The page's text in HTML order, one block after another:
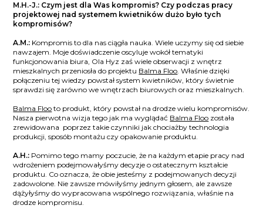
M.H.-J.: Czym jest dla Was kompromis? Czy podczas pracy
projektowej nad systemem kwietników dużo było tych
kompromisów?
A.M.: Kompromis to dla nas ciągła nauka. Wiele uczymy się od siebie
nawzajem. Moje doświadczenie oscyluje wokół tematyki
funkcjonowania biura, Ola Hyz zaś wiele obserwacji z wnętrz
mieszkalnych przeniosła do projektu Balma Floo. Właśnie dzięki
połączeniu tej wiedzy powstał system kwietników, który świetnie
sprawdzi się zarówno we wnętrzach biurowych oraz mieszkalnych.
Balma Floo to produkt, który powstał na drodze wielu kompromisów.
Nasza pierwotna wizja tego jak ma wyglądać Balma Floo została
zrewidowana poprzez takie czynniki jak chociażby technologia
produkcji, sposób montażu czy opakowanie produktu.
A.H.: Pomimo tego mamy poczucie, że na każdym etapie pracy nad
wdrożeniem podejmowałyśmy decyzje o ostatecznym kształcie
produktu. Co oznacza, że obie jesteśmy z podejmowanych decyzji
zadowolone. Nie zawsze mówiłyśmy jednym głosem, ale zawsze
dążyłyśmy do wypracowana wspólnego rozwiązania, właśnie na
drodze kompromisu.